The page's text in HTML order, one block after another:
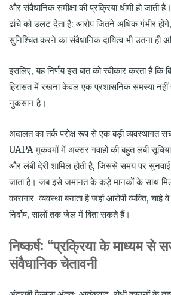
और संवैधानिक समीक्षा की प्रक्रिया धीमी हो जाती
ढांचे को उलट देता है: आरोप जितने अधिक गंभीर होंगे,
सुनिश्चित करने का संवैधानिक दायित्व भी उतना ही
इसलिए, यह निर्णय इस बात को स्वीकार करता है
हिरासत में रखना केवल एक प्रशासनिक समस्या
नुकसान है।
अदालत का तर्क परोक्ष रूप से एक बड़ी व्यवस्थागत
UAPA मुकदमों में अक्सर गवाहों की बहुत लंबी
और लंबी देरी शामिल होती है, जिससे समय पर
जाता है। जब इसे जमानत के कड़े मानकों के साथ
कारागार-व्यवस्था बनाता है जहां आरोपी व्यक्ति, चाहे
निर्दोष, सालों तक जेल में बिता सकते हैं।
निष्कर्ष: “प्रक्रिया के माध्यम से
संवैधानिक चेतावनी